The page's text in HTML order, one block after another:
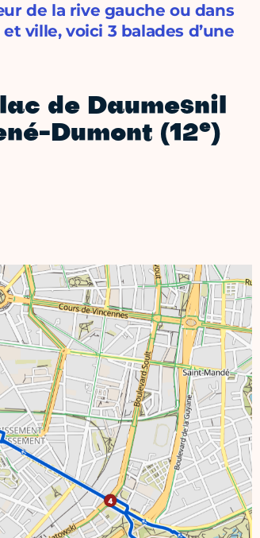
de la rive gauche ou dans
ville, voici 3 balades d’une
de Daumesnil
Dumont (12e)